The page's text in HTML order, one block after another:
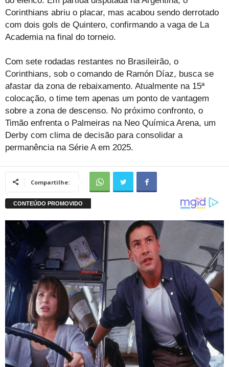
Corinthians abriu o placar, mas acabou sendo derrotado
com dois gols de Quintero, confirmando a vaga de La
Academia na final do torneio.
Com sete rodadas restantes no Brasileirão, o
Corinthians, sob o comando de Ramón Díaz, busca se
afastar da zona de rebaixamento. Atualmente na 15ª
colocação, o time tem apenas um ponto de vantagem
sobre a zona de descenso. No próximo confronto, o
Timão enfrenta o Palmeiras na Neo Química Arena, um
Derby com clima de decisão para consolidar a
permanência na Série A em 2025.
Compartilhe: